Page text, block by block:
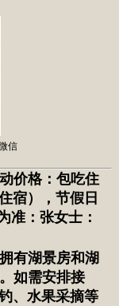
信
价格：包吃住
宿） ， 节假日
准： 张女士：
有湖景房和湖
如需安排接
、水果采摘等